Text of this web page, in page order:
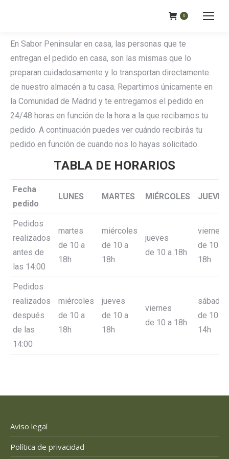
0
En Sabor Peninsular en casa, las personas que te
entregan el pedido en casa, son las mismas que lo
preparan cuidadosamente y lo transportan directamente
de nuestro almacén a tu casa. Repartimos únicamente en
la Comunidad de Madrid y te entregamos el pedido en
24/48 horas en función de la hora a la que recibamos tu
pedido. A continuación puedes ver cuándo recibirás tu
pedido en función de cuando nos lo hayas solicitado.
TABLA DE HORARIOS
Fecha
pedido
LUNES MARTES MIÉRCOLES JUEVES
Pedidos
realizados
antes de
las 14:00
martes
de 10 a
18h
miércoles
de 10 a
18h
jueves
de 10 a 18h
viernes
de 10 a
18h
Pedidos
realizados
después
de las
14:00
miércoles
de 10 a
18h
jueves
de 10 a
18h
viernes
de 10 a 18h
sábado
de 10 a
14h
Aviso legal
Política de privacidad